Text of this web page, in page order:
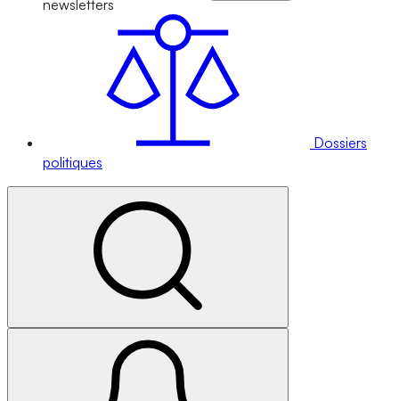
newsletters
Dossiers
politiques